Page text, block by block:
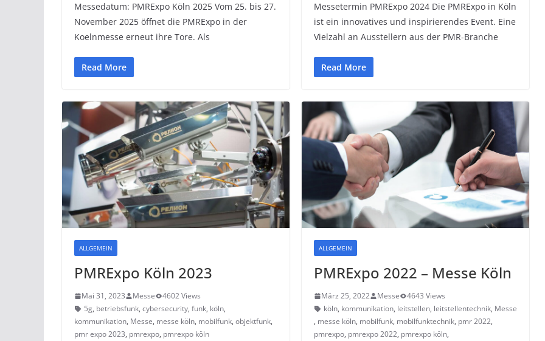
Messedatum: PMRExpo Köln 2025 Vom 25. bis 27.
November 2025 öffnet die PMRExpo in der
Koelnmesse erneut ihre Tore. Als
Read More
Messetermin PMRExpo 2024 Die PMRExpo in Köln
ist ein innovatives und inspirierendes Event. Eine
Vielzahl an Ausstellern aus der PMR-Branche
Read More
ALLGEMEIN
PMRExpo Köln 2023
Mai 31, 2023 Messe
4602 Views
5g, betriebsfunk, cybersecurity, funk, köln,
kommunikation, Messe, messe köln, mobilfunk, objektfunk,
pmr expo 2023, pmrexpo, pmrexpo köln
ALLGEMEIN
PMRExpo 2022 – Messe Köln
März 25, 2022 Messe
4643 Views
köln, kommunikation, leitstellen, leitstellentechnik, Messe
, messe köln, mobilfunk, mobilfunktechnik, pmr 2022,
pmrexpo, pmrexpo 2022, pmrexpo köln,